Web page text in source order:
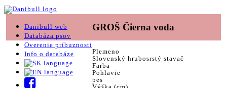
Danibull web
Databáza psov
Overenie príbuznosti
Info o databáze
GROŠ Čierna voda
Plemeno
Slovenský hrubosrstý stavač
Farba
Pohlavie
pes